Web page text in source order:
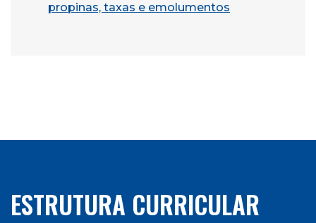
propinas, taxas e emolumentos
ESTRUTURA CURRICULAR